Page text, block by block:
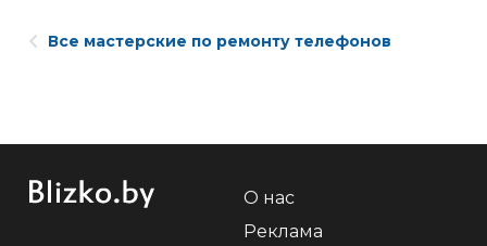
Все мастерские по ремонту телефонов
О нас
Реклама